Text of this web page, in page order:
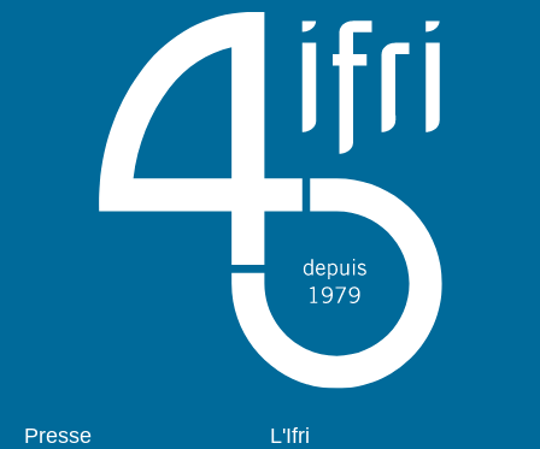
Pied
Presse
Navigation
L'Ifri